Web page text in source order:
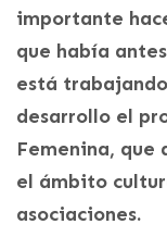
importante
que había
está
desarrollo el
Femenina,
el ámbito
asociaciones.